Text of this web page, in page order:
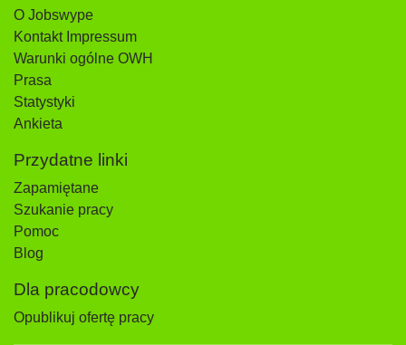
O Jobswype
Kontakt Impressum
Warunki ogólne OWH
Prasa
Statystyki
Ankieta
Przydatne linki
Zapamiętane
Szukanie pracy
Pomoc
Blog
Dla pracodowcy
Opublikuj ofertę pracy